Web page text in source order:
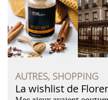
AUTRES, SHOPPING
La wishlist de